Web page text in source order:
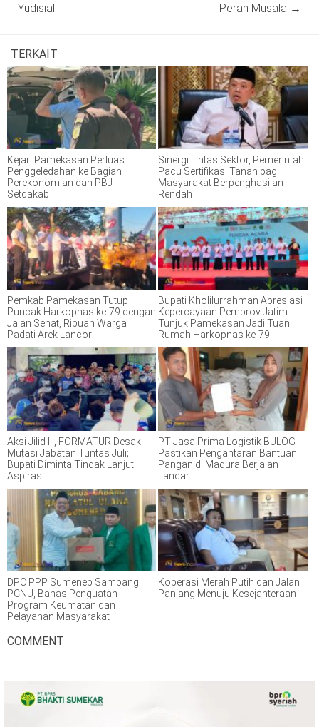
Yudisial
Peran Musala →
TERKAIT
Kejari Pamekasan Perluas
Penggeledahan ke Bagian
Perekonomian dan PBJ
Setdakab
Sinergi Lintas Sektor, Pemerintah
Pacu Sertifikasi Tanah bagi
Masyarakat Berpenghasilan
Rendah
Pemkab Pamekasan Tutup
Puncak Harkopnas ke-79 dengan
Jalan Sehat, Ribuan Warga
Padati Arek Lancor
Bupati Kholilurrahman Apresiasi
Kepercayaan Pemprov Jatim
Tunjuk Pamekasan Jadi Tuan
Rumah Harkopnas ke-79
Aksi Jilid III, FORMATUR Desak
Mutasi Jabatan Tuntas Juli;
Bupati Diminta Tindak Lanjuti
Aspirasi
PT Jasa Prima Logistik BULOG
Pastikan Pengantaran Bantuan
Pangan di Madura Berjalan
Lancar
DPC PPP Sumenep Sambangi
PCNU, Bahas Penguatan
Program Keumatan dan
Pelayanan Masyarakat
Koperasi Merah Putih dan Jalan
Panjang Menuju Kesejahteraan
COMMENT